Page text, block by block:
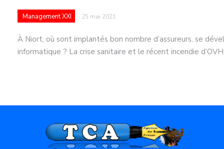
Management XXI 25 mai 2021
À Niort, où sont implantés bon nombre d’assureurs, se
informatique ? La crise sanitaire et le récent incendie